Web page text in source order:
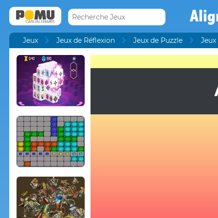
Jeux Jeux de Réflexion Jeux de Puzzle